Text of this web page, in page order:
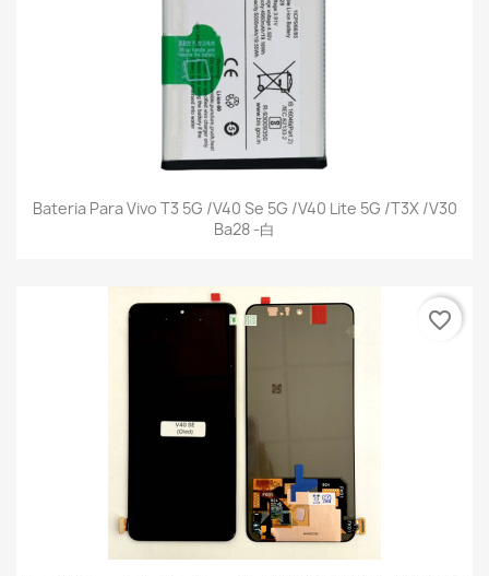
Bateria Para Vivo T3 5G /V40 Se 5G /V40 Lite 5G /T3X /V30
Ba28 -白
favorite_border